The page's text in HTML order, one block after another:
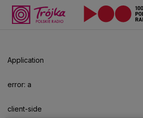
Application
error: a
client-side
aby
odtwarzać.